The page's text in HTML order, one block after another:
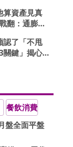
資產見真
翻：通膨才
認了「不甩
關鍵」揭心
餐飲消費
盤全面平盤